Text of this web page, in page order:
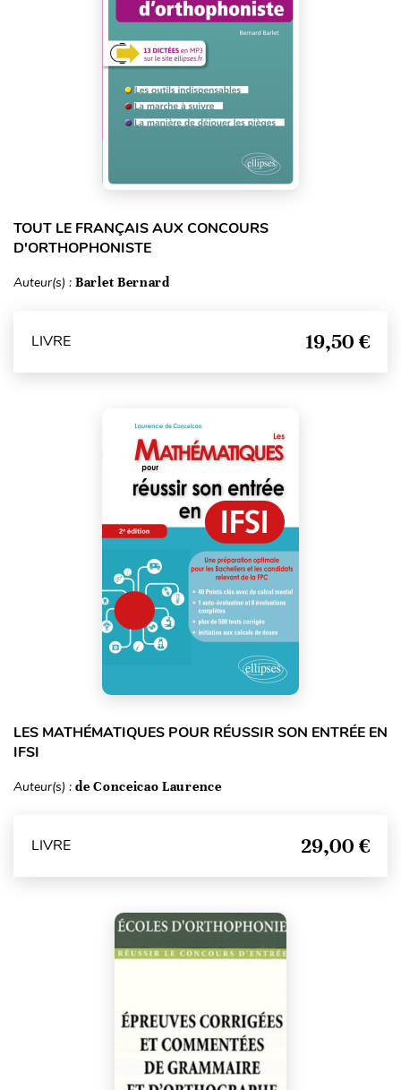
TOUT LE FRANÇAIS AUX CONCOURS
D'ORTHOPHONISTE
Auteur(s) : Barlet Bernard
LIVRE 19,50 €
LES MATHÉMATIQUES POUR RÉUSSIR SON ENTRÉE EN
IFSI
Auteur(s) : de Conceicao Laurence
LIVRE 29,00 €